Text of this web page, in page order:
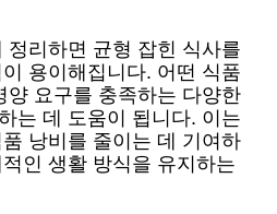
정리하면 균형 잡힌 식사를
용이해집니다. 어떤 식품
양 요구를 충족하는 다양한
는 데 도움이 됩니다. 이는
품 낭비를 줄이는 데 기여하
인 생활 방식을 유지하는